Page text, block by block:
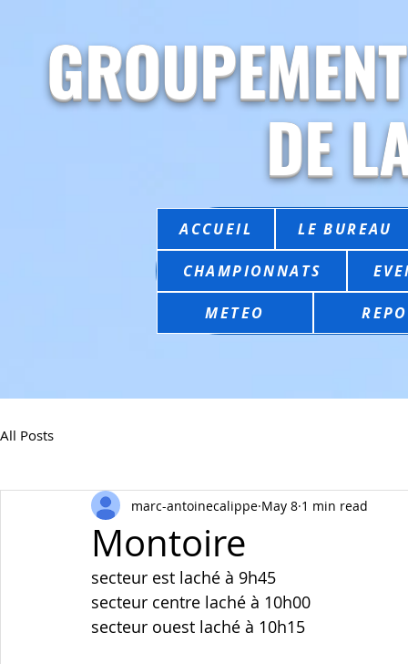
DE
ACCUEIL LE BUREAU
CHAMPIONNATS
METEO
All Posts
Montoire
marc-antoinecalippe May 8 1 min read
secteur est laché à 9h45
secteur centre laché à 10h00
secteur ouest laché à 10h15